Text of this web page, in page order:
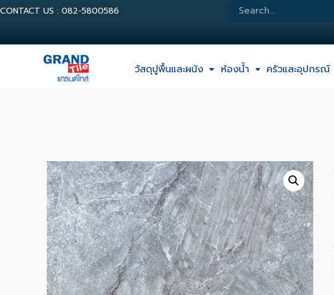
CONTACT US : 082-5800586
วัสดุปูพื้นและผนัง ห้องน้ำ ครัวและอุปกรณ์